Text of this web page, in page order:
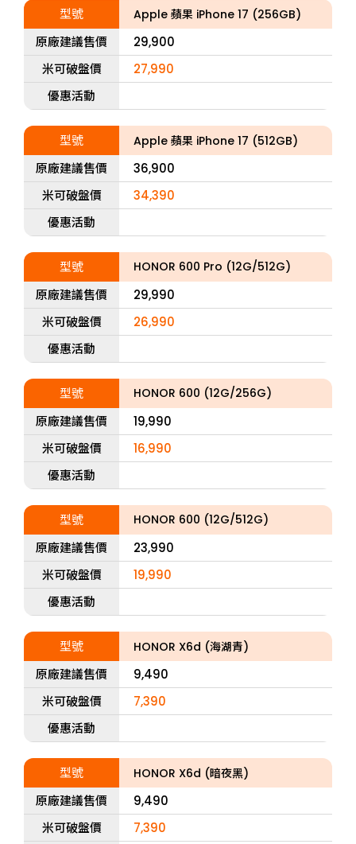
型號 Apple 蘋果 iPhone 17 (256GB)
原廠建議售價
29,900
米可破盤價
27,990
優惠活動
型號 Apple 蘋果 iPhone 17 (512GB)
原廠建議售價
36,900
米可破盤價
34,390
優惠活動
型號 HONOR 600 Pro (12G/512G)
原廠建議售價
29,990
米可破盤價
26,990
優惠活動
型號 HONOR 600 (12G/256G)
原廠建議售價
19,990
米可破盤價
16,990
優惠活動
型號 HONOR 600 (12G/512G)
原廠建議售價
23,990
米可破盤價
19,990
優惠活動
型號 HONOR X6d (海湖青)
原廠建議售價
9,490
米可破盤價
7,390
優惠活動
型號 HONOR X6d (暗夜黑)
原廠建議售價
9,490
米可破盤價
7,390